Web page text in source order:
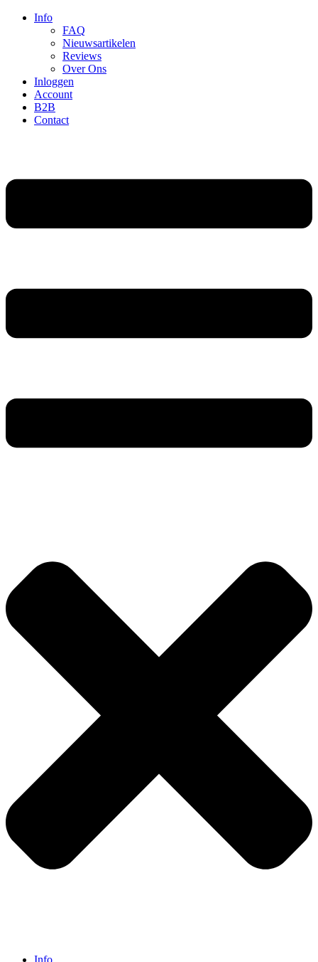
Info
FAQ
Nieuwsartikelen
Reviews
Over Ons
Inloggen
Account
B2B
Contact
Info